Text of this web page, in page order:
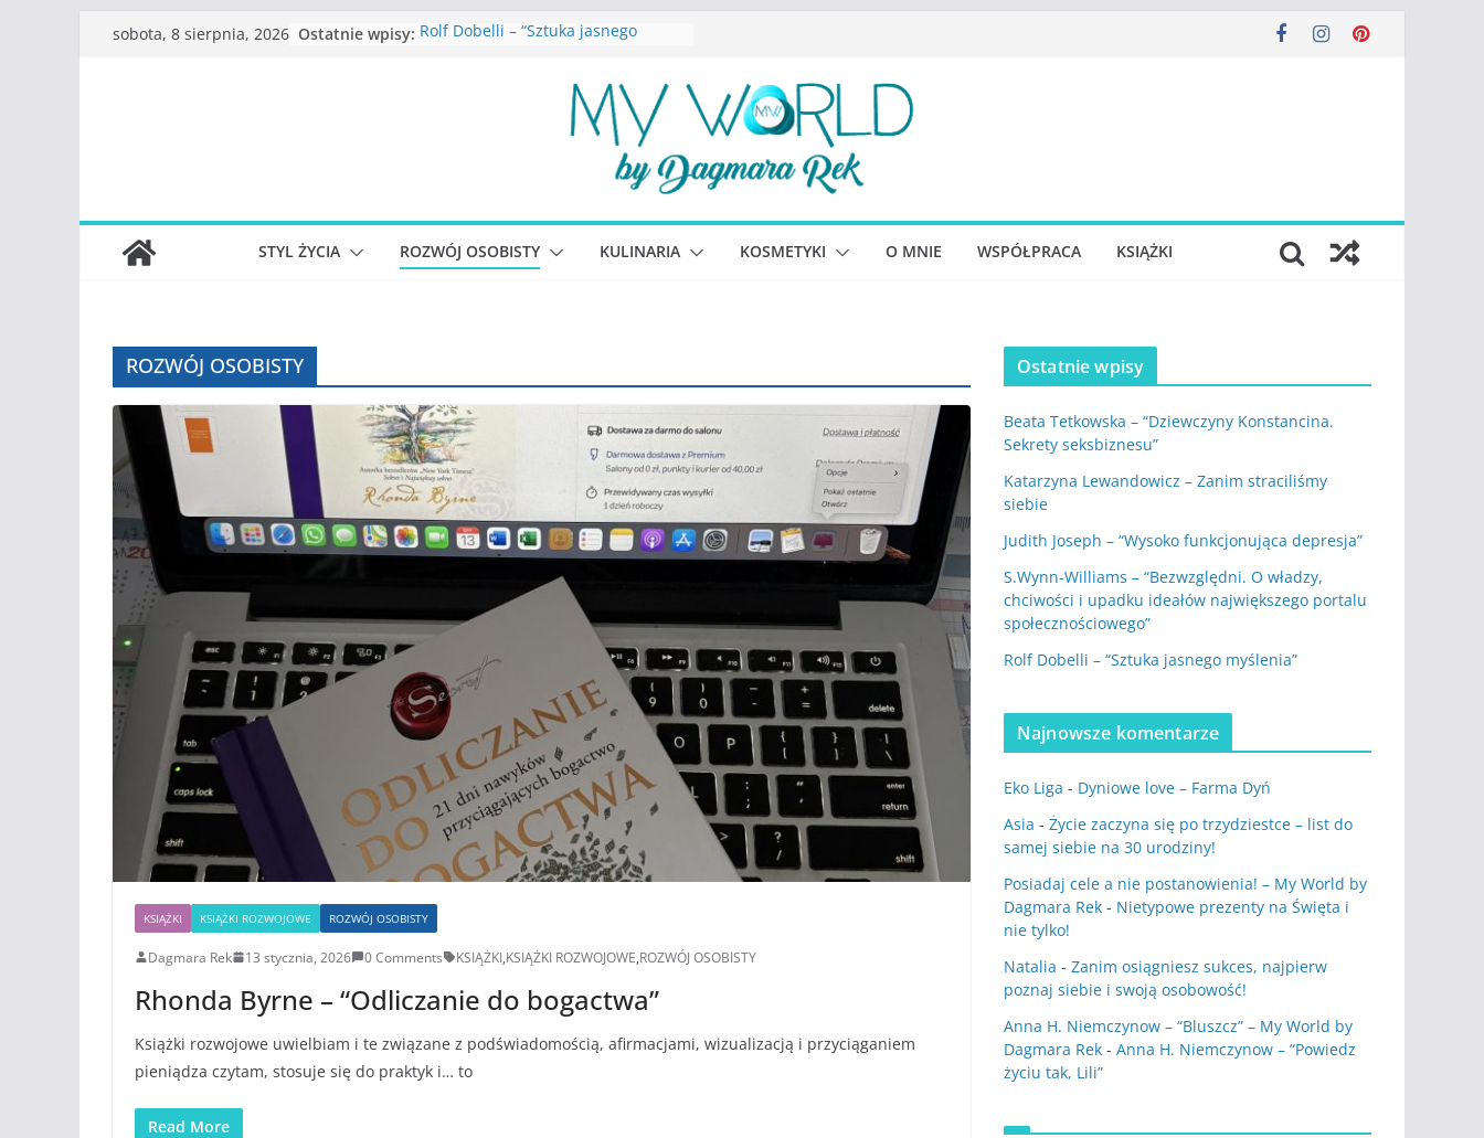
Przejdźsobota, 8 sierpnia, 2026 Ostatnie wpisy: Rolf Dobelli – “Sztuka jasnego
Konstancina. Sekrety seksbiznesu”
Katarzyna Lewandowicz – Zanim
władzy, chciwości i upadku ideałów
największego portalu
społecznościowego”
STYL ŻYCIA ROZWÓJ OSOBISTY KULINARIA KOSMETYKI O MNIE WSPÓŁPRACA KSIĄŻKI
ROZWÓJ OSOBISTY
KSIĄŻKI KSIĄŻKI ROZWOJOWE ROZWÓJ OSOBISTY
Dagmara Rek 13 stycznia, 2026 0 Comments KSIĄŻKI,KSIĄŻKI ROZWOJOWE,ROZWÓJ OSOBISTY
Rhonda Byrne – “Odliczanie do bogactwa”
Książki rozwojowe uwielbiam i te związane z podświadomością, afirmacjami, wizualizacją i przyciąganiem
pieniądza czytam, stosuje się do praktyk i… to
Read More
Ostatnie wpisy
Beata Tetkowska – “Dziewczyny Konstancina.
Sekrety seksbiznesu”
Katarzyna Lewandowicz – Zanim straciliśmy
siebie
Judith Joseph – “Wysoko funkcjonująca depresja”
S.Wynn-Williams – “Bezwzględni. O władzy,
chciwości i upadku ideałów największego portalu
społecznościowego”
Rolf Dobelli – “Sztuka jasnego myślenia”
Najnowsze komentarze
Eko Liga - Dyniowe love – Farma Dyń
Asia - Życie zaczyna się po trzydziestce – list do
samej siebie na 30 urodziny!
Posiadaj cele a nie postanowienia! – My World by
Dagmara Rek - Nietypowe prezenty na Święta i
nie tylko!
Natalia - Zanim osiągniesz sukces, najpierw
poznaj siebie i swoją osobowość!
Anna H. Niemczynow – “Bluszcz” – My World by
Dagmara Rek - Anna H. Niemczynow – “Powiedz
życiu tak, Lili”